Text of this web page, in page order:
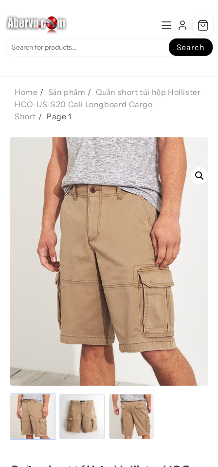
to
content
Search
Home Sản phẩm
Quần short túi hộp Hollister
HCO-US-S20 Cali Longboard Cargo
Short
Page 1